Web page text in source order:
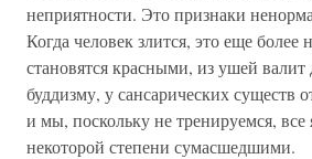
неприятности. Это признаки
Когда человек злится, это еще более
становятся красными, из ушей
буддизму, у сансарических существ
и мы, поскольку не тренируемся, все
некоторой степени сумасшедшими.